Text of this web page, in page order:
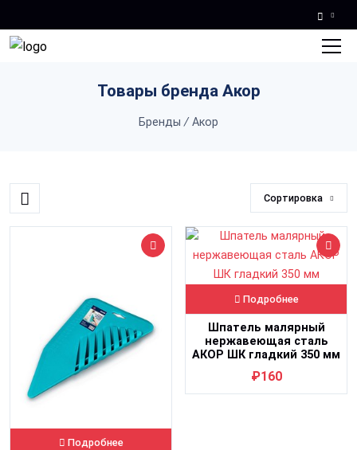
Товары бренда Акор
Бренды / Акор
Сортировка
Подробнее
Подробнее
Шпатель малярный
нержавеющая сталь
АКОР ШК гладкий 350 мм
₽160